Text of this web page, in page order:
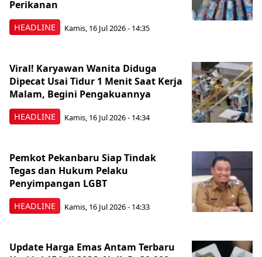
HEADLINE
Perikanan
Kamis, 16 Jul 2026 - 14:35
HEADLINE
Viral! Karyawan Wanita Diduga
Dipecat Usai Tidur 1 Menit Saat Kerja
Malam, Begini Pengakuannya
Kamis, 16 Jul 2026 - 14:34
HEADLINE
Pemkot Pekanbaru Siap Tindak
Tegas dan Hukum Pelaku
Penyimpangan LGBT
Kamis, 16 Jul 2026 - 14:33
Update Harga Emas Antam Terbaru